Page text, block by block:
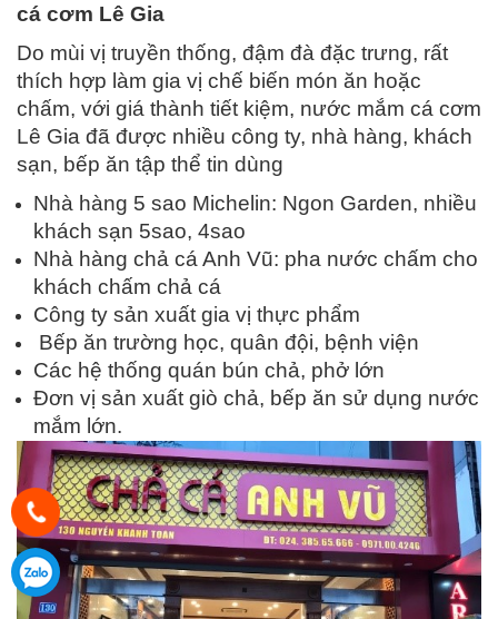
cá cơm Lê Gia
Do mùi vị truyền thống, đậm đà đặc trưng, rất
thích hợp làm gia vị chế biến món ăn hoặc
chấm, với giá thành tiết kiệm, nước mắm cá cơm
Lê Gia đã được nhiều công ty, nhà hàng, khách
sạn, bếp ăn tập thể tin dùng
Nhà hàng 5 sao Michelin: Ngon Garden, nhiều
khách sạn 5sao, 4sao
Nhà hàng chả cá Anh Vũ: pha nước chấm cho
khách chấm chả cá
Công ty sản xuất gia vị thực phẩm
Bếp ăn trường học, quân đội, bệnh viện
Các hệ thống quán bún chả, phở lớn
Đơn vị sản xuất giò chả, bếp ăn sử dụng nước
mắm lớn.